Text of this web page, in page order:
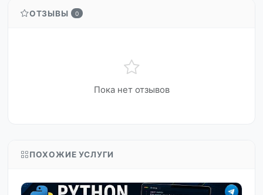
ОТЗЫВЫ 0
Пока нет отзывов
ПОХОЖИЕ УСЛУГИ